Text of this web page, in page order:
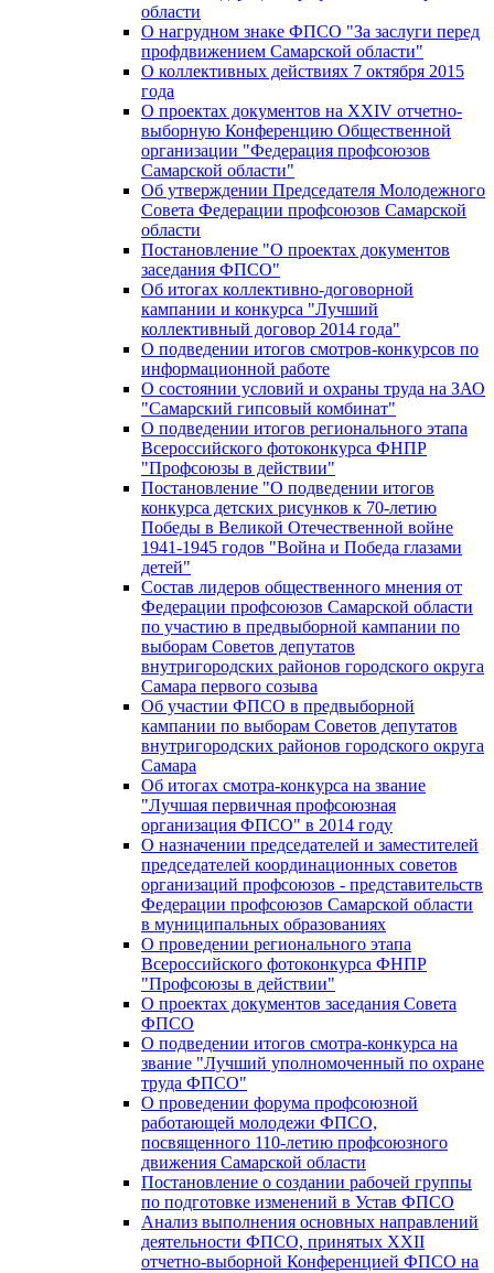
области
О нагрудном знаке ФПСО "За заслуги перед
профдвижением Самарской области"
О коллективных действиях 7 октября 2015
года
О проектах документов на XXIV отчетно-
выборную Конференцию Общественной
организации "Федерация профсоюзов
Самарской области"
Об утверждении Председателя Молодежного
Совета Федерации профсоюзов Самарской
области
Постановление "О проектах документов
заседания ФПСО"
Об итогах коллективно-договорной
кампании и конкурса "Лучший
коллективный договор 2014 года"
О подведении итогов смотров-конкурсов по
информационной работе
О состоянии условий и охраны труда на ЗАО
"Самарский гипсовый комбинат"
О подведении итогов регионального этапа
Всероссийского фотоконкурса ФНПР
"Профсоюзы в действии"
Постановление "О подведении итогов
конкурса детских рисунков к 70-летию
Победы в Великой Отечественной войне
1941-1945 годов "Война и Победа глазами
детей"
Состав лидеров общественного мнения от
Федерации профсоюзов Самарской области
по участию в предвыборной кампании по
выборам Советов депутатов
внутригородских районов городского округа
Самара первого созыва
Об участии ФПСО в предвыборной
кампании по выборам Советов депутатов
внутригородских районов городского округа
Самара
Об итогах смотра-конкурса на звание
"Лучшая первичная профсоюзная
организация ФПСО" в 2014 году
О назначении председателей и заместителей
председателей координационных советов
организаций профсоюзов - представительств
Федерации профсоюзов Самарской области
в муниципальных образованиях
О проведении регионального этапа
Всероссийского фотоконкурса ФНПР
"Профсоюзы в действии"
О проектах документов заседания Совета
ФПСО
О подведении итогов смотра-конкурса на
звание "Лучший уполномоченный по охране
труда ФПСО"
О проведении форума профсоюзной
работающей молодежи ФПСО,
посвященного 110-летию профсоюзного
движения Самарской области
Постановление о создании рабочей группы
по подготовке изменений в Устав ФПСО
Анализ выполнения основных направлений
деятельности ФПСО, принятых XXII
отчетно-выборной Конференцией ФПСО на